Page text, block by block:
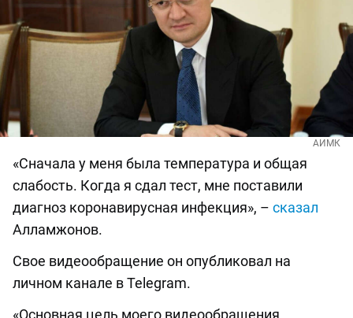
АИМК
«Сначала у меня была температура и общая
слабость. Когда я сдал тест, мне поставили
диагноз коронавирусная инфекция», – сказал
Алламжонов.
Свое видеообращение он опубликовал на
личном канале в Telegram.
«Основная цель моего видеообращения